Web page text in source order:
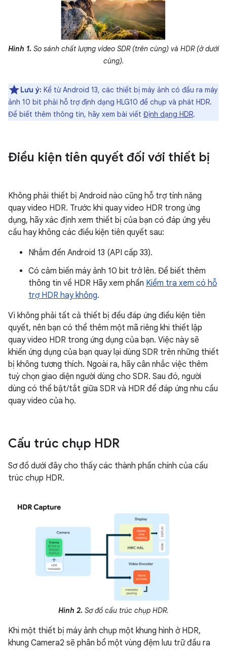
Hình 1. So sánh chất lượng video SDR (trên cùng) và HDR (ở dưới
cùng).
Lưu ý: Kể từ Android 13, các thiết bị máy ảnh có đầu ra máy
ảnh 10 bit phải hỗ trợ định dạng HLG10 để chụp và phát HDR.
Để biết thêm thông tin, hãy xem bài viết Định dạng HDR.
Điều kiện tiên quyết đối với thiết bị
Không phải thiết bị Android nào cũng hỗ trợ tính năng
quay video HDR. Trước khi quay video HDR trong ứng
dụng, hãy xác định xem thiết bị của bạn có đáp ứng yêu
cầu hay không các điều kiện tiên quyết sau:
Nhắm đến Android 13 (API cấp 33).
Có cảm biến máy ảnh 10 bit trở lên. Để biết thêm
thông tin về HDR Hãy xem phần Kiểm tra xem có hỗ
trợ HDR hay không.
Vì không phải tất cả thiết bị đều đáp ứng điều kiện tiên
quyết, nên bạn có thể thêm một mã riêng khi thiết lập
quay video HDR trong ứng dụng của bạn. Việc này sẽ
khiến ứng dụng của bạn quay lại dùng SDR trên những thiết
bị không tương thích. Ngoài ra, hãy cân nhắc việc thêm
tuỳ chọn giao diện người dùng cho SDR. Sau đó, người
dùng có thể bật/tắt giữa SDR và HDR để đáp ứng nhu cầu
quay video của họ.
Cấu trúc chụp HDR
Sơ đồ dưới đây cho thấy các thành phần chính của cấu
trúc chụp HDR.
Hình 2. Sơ đồ cấu trúc chụp HDR.
Khi một thiết bị máy ảnh chụp một khung hình ở HDR,
khung Camera2 sẽ phân bổ một vùng đệm lưu trữ đầu ra